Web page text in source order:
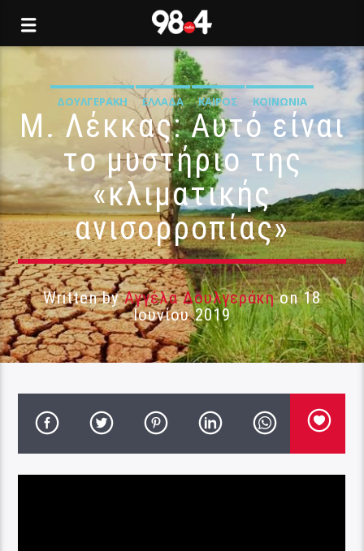
ΔΟΥΛΓΕΡΆΚΗ ΕΛΛΆΔΑ ΚΑΙΡΌΣ ΚΟΙΝΩΝΊΑ
Μ. Λέκκας: Αυτό είναι
το μυστήριο της
«κλιματικής
ανισορροπίας»
Written byΑγγέλα Δουλγεράκηon 18
Ιουνίου 2019